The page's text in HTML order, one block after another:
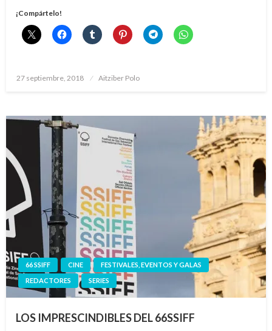
¡Compártelo!
Publicado
27 septiembre, 2018 Aitziber Polo
66 SSIFF CINE
FESTIVALES, EVENTOS Y GALAS
REDACTORES
SERIES
LOS IMPRESCINDIBLES DEL 66SSIFF